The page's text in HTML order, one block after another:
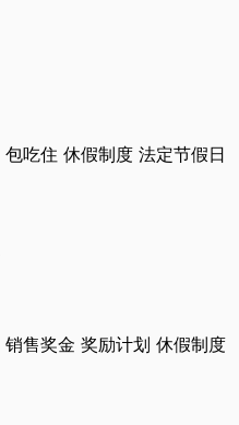
包吃住 休假制度 法定节假日
销售奖金 奖励计划 休假制度